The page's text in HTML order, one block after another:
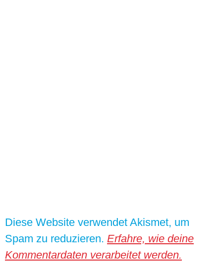
Diese Website verwendet Akismet, um
Spam zu reduzieren. Erfahre, wie deine
Kommentardaten verarbeitet werden.